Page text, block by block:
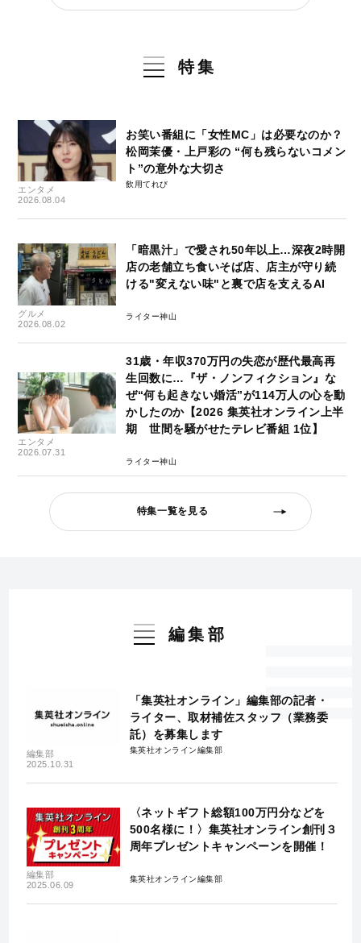
特集
エンタメ
2026.08.04
お笑い番組に「女性MC」は必要なのか？
松岡茉優・上戸彩の “何も残らないコメン
ト”の意外な大切さ
飲用てれび
グルメ
2026.08.02
「暗黒汁」で愛され50年以上…深夜2時開
店の老舗立ち食いそば店、店主が守り続
ける"変えない味"と裏で店を支えるAI
ライター神山
エンタメ
2026.07.31
31歳・年収370万円の失恋が歴代最高再
生回数に…『ザ・ノンフィクション』な
ぜ“何も起きない婚活”が114万人の心を動
かしたのか【2026 集英社オンライン上半
期 世間を騒がせたテレビ番組 1位】
ライター神山
特集一覧を見る
編集部
編集部
2025.10.31
「集英社オンライン」編集部の記者・
ライター、取材補佐スタッフ（業務委
託）を募集します
集英社オンライン編集部
編集部
2025.06.09
〈ネットギフト総額100万円分などを
500名様に！〉集英社オンライン創刊３
周年プレゼントキャンペーンを開催！
集英社オンライン編集部